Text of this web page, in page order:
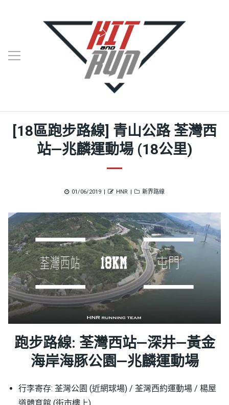
[18區跑步路線] 青山公路 荃灣西
站—兆麟運動場 (18公里)
Posted
01/06/2019 Author
HNR Categories
新界路線
跑步路線: 荃灣西站—深井—黃金
海岸海豚公園—兆麟運動場
行李寄存: 荃灣公園 (近網球場) / 荃灣西約運動場 / 楊屋
道體育館 (街市樓上)